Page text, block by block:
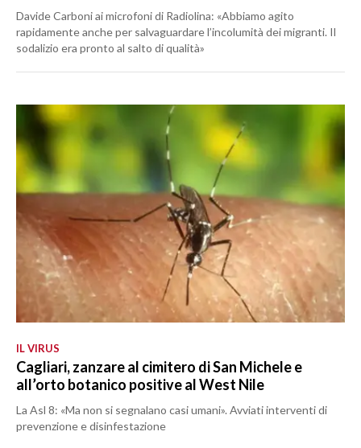
Davide Carboni ai microfoni di Radiolina: «Abbiamo agito
rapidamente anche per salvaguardare l’incolumità dei migranti. Il
sodalizio era pronto al salto di qualità»
IL VIRUS
Cagliari, zanzare al cimitero di San Michele e
all’orto botanico positive al West Nile
La Asl 8: «Ma non si segnalano casi umani». Avviati interventi di
prevenzione e disinfestazione